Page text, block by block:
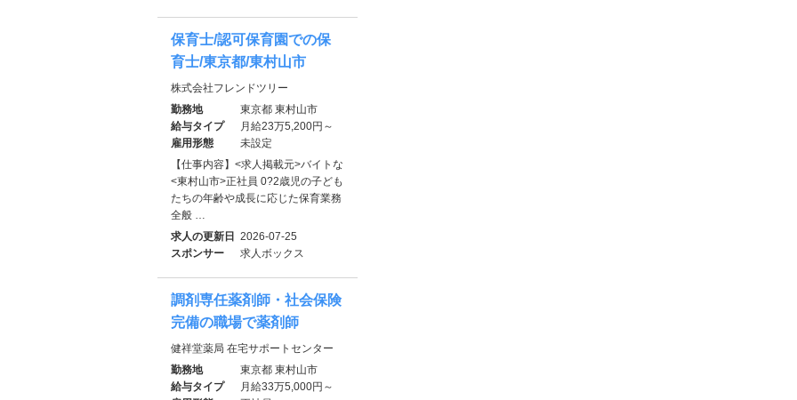
保育士/認可保育園での保
育士/東京都/東村山市
株式会社フレンドツリー
勤務地
東京都 東村山市
給与タイプ
月給23万5,200円～
雇用形態
未設定
【仕事内容】<求人掲載元>バイトな
<東村山市>正社員 0?2歳児の子ども
たちの年齢や成長に応じた保育業務
全般 …
求人の更新日 2026-07-25
スポンサー
求人ボックス
調剤専任薬剤師・社会保険
完備の職場で薬剤師
健祥堂薬局 在宅サポートセンター
勤務地
東京都 東村山市
給与タイプ
月給33万5,000円～